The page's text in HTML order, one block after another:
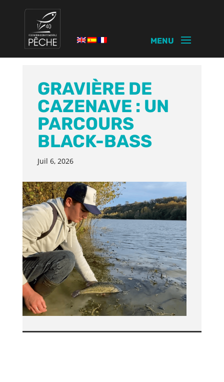
GRAVIÈRE DE
CAZENAVE : UN
PARCOURS
BLACK-BASS
Juil 6, 2026